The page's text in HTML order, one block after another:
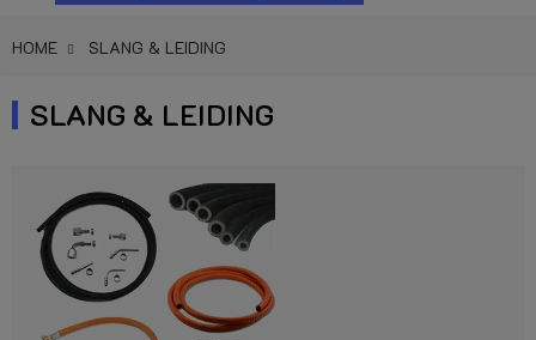
HOME SLANG & LEIDING
SLANG & LEIDING